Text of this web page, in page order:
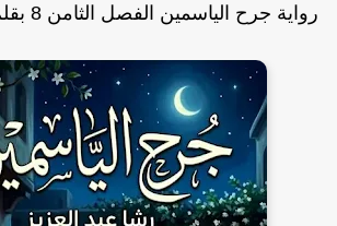
رواية جرح الياسمين الفصل الثامن 8 بقلم رشا عبد العزيز